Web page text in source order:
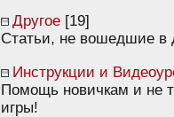
Другое [19]
Статьи, не вошедшие в
Инструкции и
Помощь новичкам и не
игры!